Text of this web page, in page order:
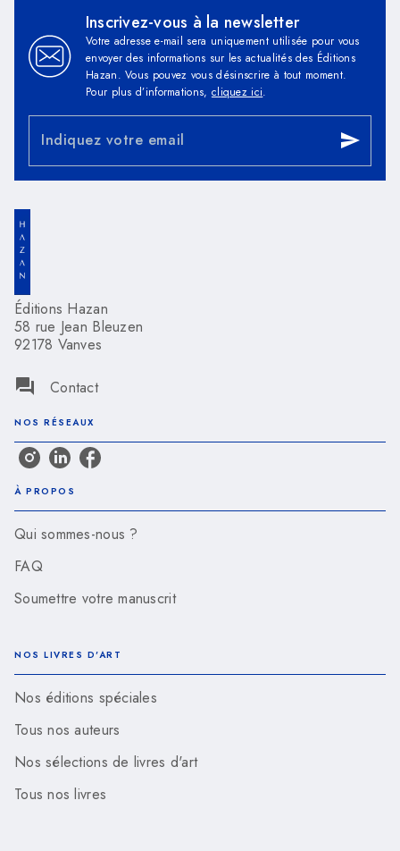
Inscrivez-vous à la newsletter
Votre adresse e-mail sera uniquement utilisée pour vous
envoyer des informations sur les actualités des Éditions
Hazan. Vous pouvez vous désinscrire à tout moment.
Pour plus d’informations, cliquez ici.
Indiquez votre email send
Éditions Hazan
58 rue Jean Bleuzen
92178 Vanves
question_answer Contact
NOS RÉSEAUX
À PROPOS
Qui sommes-nous ?
FAQ
Soumettre votre manuscrit
NOS LIVRES D'ART
Nos éditions spéciales
Tous nos auteurs
Nos sélections de livres d'art
Tous nos livres